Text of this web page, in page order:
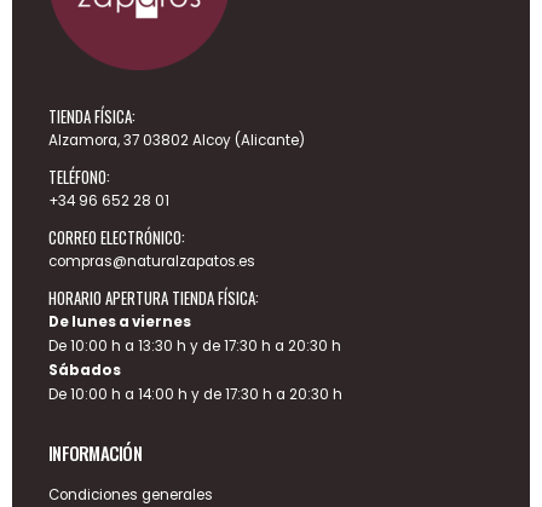
TIENDA FÍSICA:
Alzamora, 37 03802 Alcoy (Alicante)
TELÉFONO:
+34 96 652 28 01
CORREO ELECTRÓNICO:
compras@naturalzapatos.es
HORARIO APERTURA TIENDA FÍSICA:
De lunes a viernes
De 10:00 h a 13:30 h y de 17:30 h a 20:30 h
Sábados
De 10:00 h a 14:00 h y de 17:30 h a 20:30 h
INFORMACIÓN
Condiciones generales